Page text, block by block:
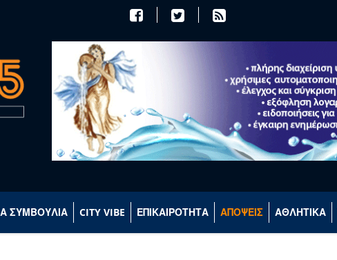
ΣΥΜΒΟΥΛΙΑ CITY VIBE ΕΠΙΚΑΙΡΟΤΗΤΑ ΑΠΟΨΕΙΣ ΑΘΛΗΤΙΚΑ